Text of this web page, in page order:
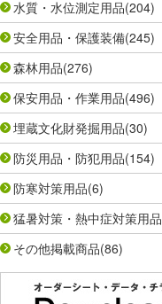
水質・水位測定用品(204)
安全用品・保護装備(245)
森林用品(276)
保安用品・作業用品(496)
埋蔵文化財発掘用品(30)
防災用品・防犯用品(154)
防寒対策用品(6)
猛暑対策・熱中症対策用品
その他掲載商品(86)